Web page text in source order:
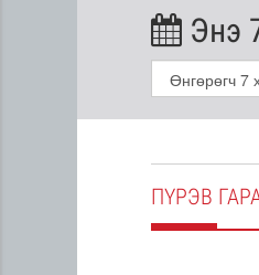
Энэ
ПҮРЭВ